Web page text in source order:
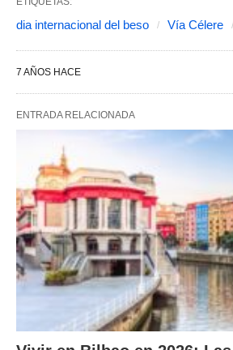
dia internacional del beso Vía Célere
7 AÑOS HACE
ENTRADA RELACIONADA